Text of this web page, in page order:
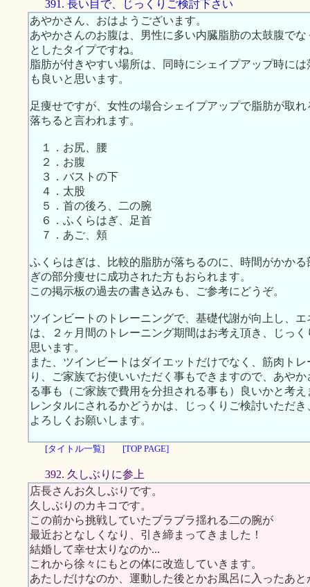
391. 長い目で、じっくりご検討下さい
あやかさん、おはようございます。
あやかさんのお腹は、男性に多い内臓脂肪の太鼓腹で
としたタイプですね。
脂肪が付きやすい場所は、同時にシェイプアップ時に
も良いと思います。
足痩せですが、女性の場合シェイプアップで脂肪が取
落ちると言われます。
１．お尻、腰
２．お腹
３．バストの下
４．太股
５．首の後ろ、二の腕
６．ふくらはぎ、足首
７．あご、頬
ふくらはぎは、比較的脂肪が落ちるのに、時間がかか
ぎの部分痩せに成功された方もおられます。
この掲示板の過去の書き込みも、ご参考にどうぞ。
ツインビートのトレーニングで、基礎代謝が向上し、
は、２ヶ月間のトレーニング期間はお考え頂き、じっ
思います。
また、ツインビートはダイエットだけでなく、筋肉ト
り、ご家族でお使いいただく事もできますので、あや
る事も（ご家族で費用を分担される事も）良いかと考え
レンタルにされるかどうかは、じっくりご検討いただ
よろしくお願いします。
[タイトル一覧] [TOP PAGE]
392. 久しぶりに参上
店長さんお久しぶりです。
久しぶりのカキコです。
この前から挑戦していたブラブラ揺れる二の腕が
最近おとなしくなり、引き締まってきました！
結婚して幸せ太りなのか...
これから徐々にもとの体に改造していきます。
あたしだけなのか、運動した後とかお風呂に入ったあと